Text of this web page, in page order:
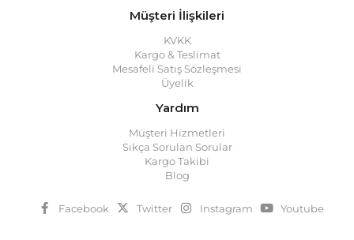
Müşteri İlişkileri
KVKK
Kargo & Teslimat
Mesafeli Satış Sözleşmesi
Üyelik
Yardım
Müşteri Hizmetleri
Sıkça Sorulan Sorular
Kargo Takibi
Blog
Facebook Twitter Instagram Youtube